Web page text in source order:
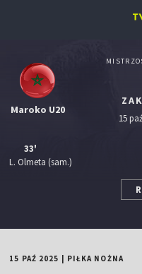
Maroko U20
33'
L. Olmeta (sam.)
15
15 PAŹ 2025 PIŁKA NOŻNA